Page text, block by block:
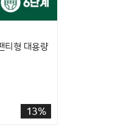
티형 대용량
13%